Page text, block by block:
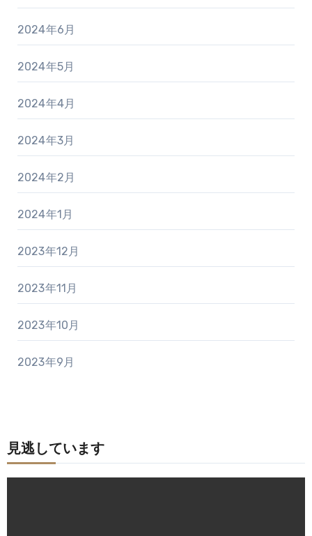
2024年6月
2024年5月
2024年4月
2024年3月
2024年2月
2024年1月
2023年12月
2023年11月
2023年10月
2023年9月
見逃しています